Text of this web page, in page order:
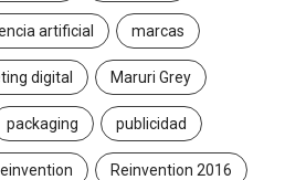
artificial marcas
digital Maruri Grey
packaging publicidad
Reinvention 2016